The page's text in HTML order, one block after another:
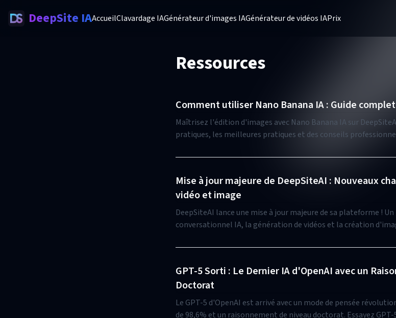
DeepSite IAAccueilClavardage IAGénérateur d'images IAGénérateur de vidéos IAPrix
Ressources
Comment utiliser Nano Banana IA : Guide
Maîtrisez l'édition d'images avec Nano Banana IA sur
pratiques, les meilleures pratiques et des conseils
Mise à jour majeure de DeepSiteAI : Nouveaux
vidéo et image
DeepSiteAI lance une mise à jour majeure de sa plateforme !
conversationnel IA, la génération de vidéos et la création
GPT-5 Sorti : Le Dernier IA d'OpenAI avec un
Doctorat
Le GPT-5 d'OpenAI est arrivé avec un mode de pensée
de 98,6% et un raisonnement de niveau doctorat. Essayez